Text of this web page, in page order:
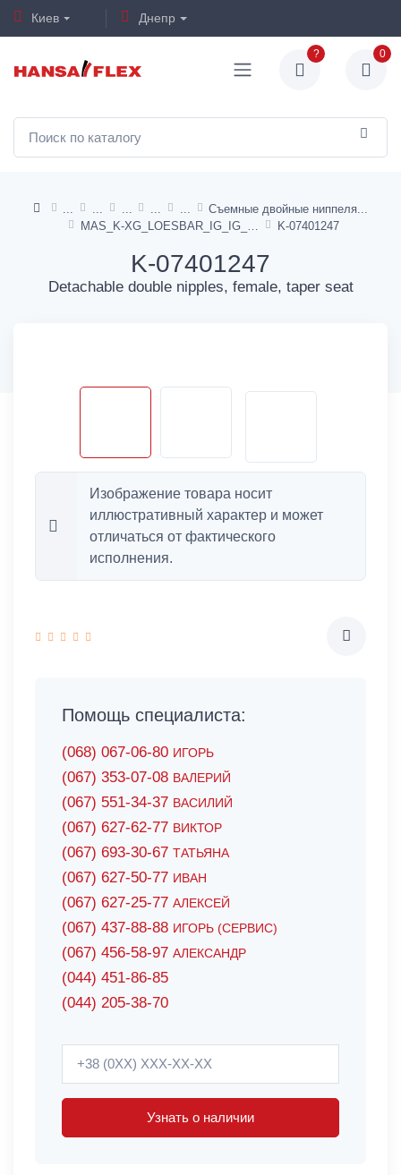
Киев Днепр
? 0
Съемные двойные ниппеля
K-07401247
K-07401247
Detachable double nipples, female, taper seat
Изображение товара носит
иллюстративный характер и может
отличаться от фактического
исполнения.
Помощь специалиста:
(068) 067-06-80 ИГОРЬ
(067) 353-07-08 ВАЛЕРИЙ
(067) 551-34-37 ВАСИЛИЙ
(067) 627-62-77 ВИКТОР
(067) 693-30-67 ТАТЬЯНА
(067) 627-50-77 ИВАН
(067) 627-25-77 АЛЕКСЕЙ
(067) 437-88-88 ИГОРЬ (СЕРВИС)
(067) 456-58-97 АЛЕКСАНДР
(044) 451-86-85
(044) 205-38-70
Узнать о наличии